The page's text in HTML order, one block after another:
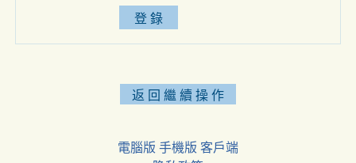
電腦版 手機版 客戶端